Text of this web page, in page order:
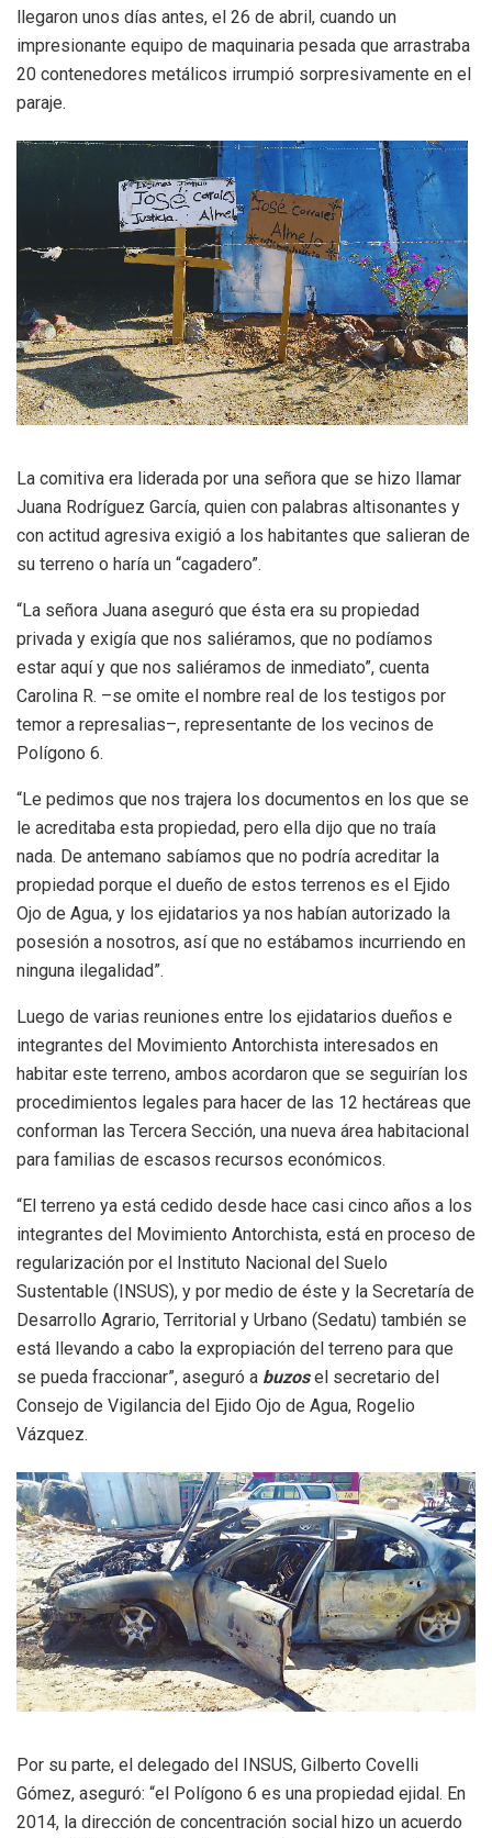
llegaron unos días antes, el 26 de abril, cuando un
impresionante equipo de maquinaria pesada que arrastraba
20 contenedores metálicos irrumpió sorpresivamente en el
paraje.
La comitiva era liderada por una señora que se hizo llamar
Juana Rodríguez García, quien con palabras altisonantes y
con actitud agresiva exigió a los habitantes que salieran de
su terreno o haría un “cagadero”.
“La señora Juana aseguró que ésta era su propiedad
privada y exigía que nos saliéramos, que no podíamos
estar aquí y que nos saliéramos de inmediato”, cuenta
Carolina R. –se omite el nombre real de los testigos por
temor a represalias–, representante de los vecinos de
Polígono 6.
“Le pedimos que nos trajera los documentos en los que se
le acreditaba esta propiedad, pero ella dijo que no traía
nada. De antemano sabíamos que no podría acreditar la
propiedad porque el dueño de estos terrenos es el Ejido
Ojo de Agua, y los ejidatarios ya nos habían autorizado la
posesión a nosotros, así que no estábamos incurriendo en
ninguna ilegalidad”.
Luego de varias reuniones entre los ejidatarios dueños e
integrantes del Movimiento Antorchista interesados en
habitar este terreno, ambos acordaron que se seguirían los
procedimientos legales para hacer de las 12 hectáreas que
conforman las Tercera Sección, una nueva área habitacional
para familias de escasos recursos económicos.
“El terreno ya está cedido desde hace casi cinco años a los
integrantes del Movimiento Antorchista, está en proceso de
regularización por el Instituto Nacional del Suelo
Sustentable (INSUS), y por medio de éste y la Secretaría de
Desarrollo Agrario, Territorial y Urbano (Sedatu) también se
está llevando a cabo la expropiación del terreno para que
se pueda fraccionar”, aseguró a buzosel secretario del
Consejo de Vigilancia del Ejido Ojo de Agua, Rogelio
Vázquez.
Por su parte, el delegado del INSUS, Gilberto Covelli
Gómez, aseguró: “el Polígono 6 es una propiedad ejidal. En
2014, la dirección de concentración social hizo un acuerdo